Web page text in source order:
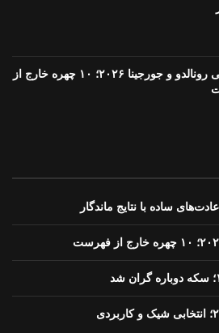
عروسی رونالدو و جورجینا ۲۰۲۶؛ ۱۰ چهره خارج از
ساده با نتایج ماندگار